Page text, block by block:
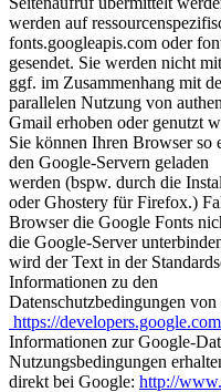
werden auf
fonts.googleapis.com oder
gesendet. Sie werden nicht
ggf. im Zusammenhang mit
parallelen Nutzung von
Gmail erhoben oder genutzt
Sie können Ihren Browser so
den Google-Servern geladen
werden (bspw. durch die
oder Ghostery für Firefox.)
Browser die Google Fonts
die Google-Server
wird der Text in der
Informationen zu den
Datenschutzbedingungen
https://
Informationen zur Google-
Nutzungsbedingungen
direkt bei Google: http://